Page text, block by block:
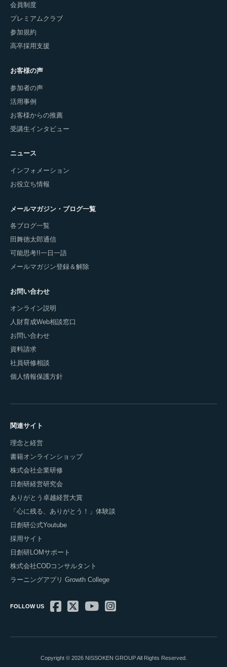
会員制度
プレミアムクラブ
参加規約
高卒採用支援
お客様の声
参加者の声
活用事例
お客様からの推薦
受講生インタビュー
ニュース
インフォメーション
お役立ち情報
メールマガジン・ブログ一覧
各ブログ一覧
田舞徳太郎通信
可能思考!!一日一語
メールマガジン登録＆解除
お問い合わせ
オンライン説明
人財育成Web相談窓口
お問い合わせ
資料請求
社員研修相談
個人情報保護方針
関連サイト
理念と経営
書籍オンラインショップ
株式会社企業研修
日創研経営研究会
ありがとう卓越経営大賞
「心に残る、ありがとう！」体験談
日創研公式Youtube
採用サイト
日創研LOMサポート
株式会社CODコンサルタント
ラーニングアプリ Growth College
FOLLOW US
Copyright © 2026 NISSOKEN GROUP All Rights Reserved.